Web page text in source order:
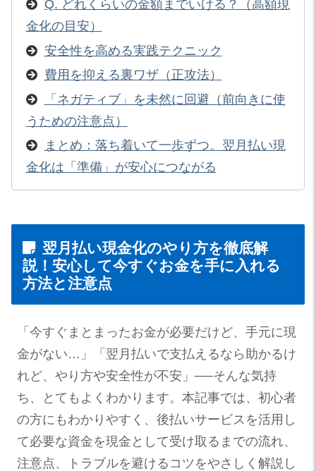
Q. どれくらいの金額までいける？（高額現
金化の目安）
安全性を高める実践テクニック
費用を抑える裏ワザ（正攻法）
「ネガティブ」を未然に回避（前向きに使
うための注意点）
まとめ：落ち着いて一歩ずつ。翌月払い現
金化は「準備」が安心につながる
翌月払い現金化のやり方を徹底解
説！安心して今すぐお金を手に入れる
方法と注意点
「今すぐまとまったお金が必要だけど、手元に現
金がない…」「翌月払いで支払えるなら助かるけ
れど、やり方や安全性が不安」──そんな気持
ち、とてもよくわかります。本記事では、初心者
の方にもわかりやすく、後払いサービスを活用し
て必要な資金を現金として受け取るまでの流れ、
注意点、トラブルを避けるコツをやさしく解説し